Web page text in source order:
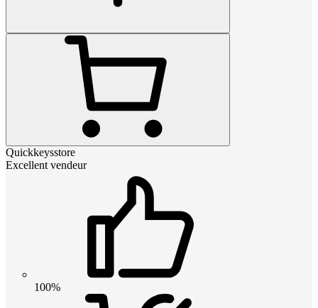
Quickkeysstore
Excellent vendeur
100%